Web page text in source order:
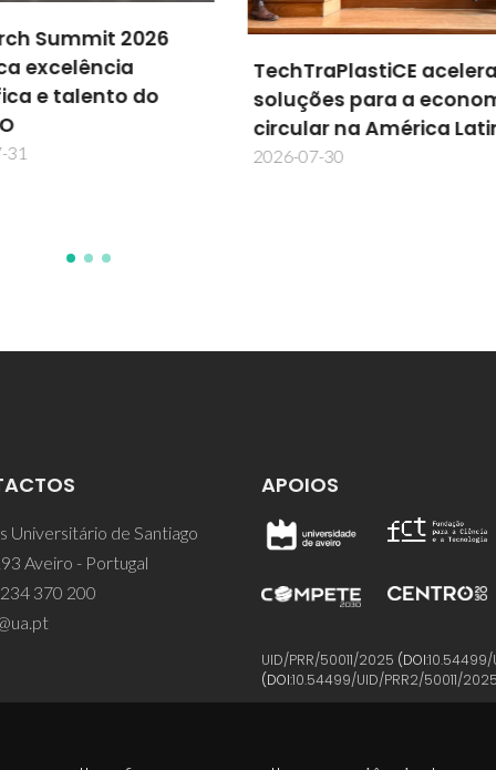
acelera
para a economia
na América Latina
30
Next2Heat desenvolve
próxima geração de
tecnologias de
aquecimento
Universitário de Santiago
Aveiro - Portugal
370 200
APOIOS
UID/PRR/50011/2025 (DOI:10.54499/
(DOI:10.54499/UID/PRR2/50011/2025